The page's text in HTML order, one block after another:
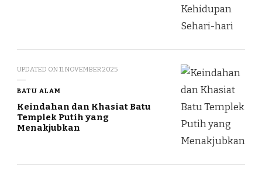
UPDATED ON11 NOVEMBER 2025
BATU ALAM
Keindahan dan Khasiat Batu
Templek Putih yang
Menakjubkan